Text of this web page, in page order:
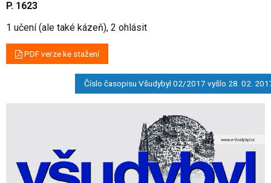
P. 1623
1 učení (ale také kázeň), 2 ohlásit
PDF verze ke stažení
Číslo časopisu Všudybyl 02/2017 vyšlo 28. 02.